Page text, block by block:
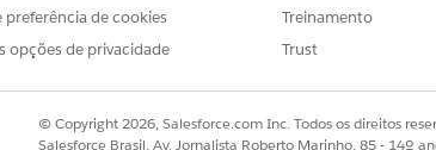
derivada para uma cotação ou pedido
transação.
de produto complexas, aumente o número de
preferência de cookies
opções de privacidade
Treinamento
Trust
© Copyright 2026, Salesforce.com Inc. Todos os direitos
Salesforce Brasil, Av. Jornalista Roberto Marinho, 85 - 14º